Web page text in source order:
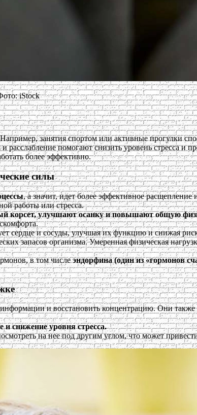
iStock
занятия спортом или активные прогулки
помогают снизить уровень стресса и
более эффективно.
силы
, а значит, идет более эффективное
работы или стресса.
корсет, улучшают осанку и повышают общую
сердце и сосуды, улучшая их функцию и снижая
запасов организма. Умеренная физическая
в том числеэндорфина (один из «гормонов
и восстановить концентрацию. Они
и снижение уровня стресса.
на нее под другим углом, что может